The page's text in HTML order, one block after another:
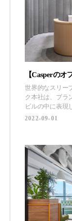
【Casperの
世界的なスリー
ク本社は、ブラ
ビルの中に表現していま
window.adsbygoogle ||
2022-09-01